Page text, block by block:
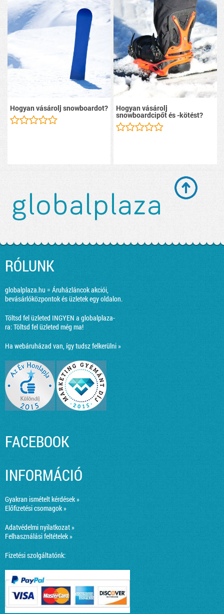
Hogyan vásárolj snowboardot? Hogyan vásárolj
snowboardcipőt és -kötést?
RÓLUNK
globalplaza.hu = Áruházláncok akciói,
bevásárlóközpontok és üzletek egy oldalon.
Töltsd fel üzleted INGYEN a globalplaza-
ra:Töltsd fel üzleted még ma!
Ha webáruházad van, így tudsz felkerülni »
FACEBOOK
INFORMÁCIÓ
Gyakran ismételt kérdések »
Előfizetési csomagok »
Adatvédelmi nyilatkozat »
Felhasználási feltételek »
Fizetési szolgáltatónk: